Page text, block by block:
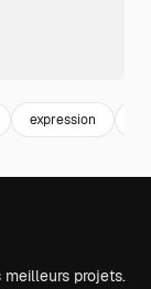
expression
projets.